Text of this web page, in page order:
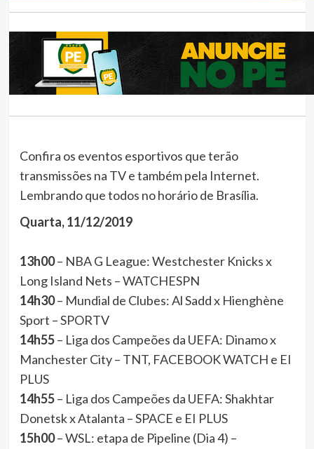
Confira os eventos esportivos que terão
transmissões na TV e também pela Internet.
Lembrando que todos no horário de Brasília.
Quarta, 11/12/2019
13h00– NBA G League: Westchester Knicks x
Long Island Nets – WATCHESPN
14h30– Mundial de Clubes: Al Sadd x Hienghène
Sport – SPORTV
14h55– Liga dos Campeões da UEFA: Dinamo x
Manchester City – TNT, FACEBOOK WATCH e EI
PLUS
14h55– Liga dos Campeões da UEFA: Shakhtar
Donetsk x Atalanta – SPACE e EI PLUS
15h00– WSL: etapa de Pipeline (Dia 4) –